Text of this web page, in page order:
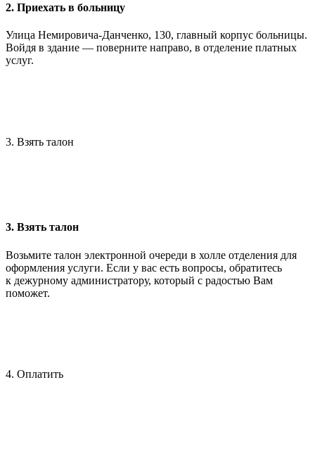
2. Приехать в больницу
Улица Немировича-Данченко, 130, главный корпус больницы.
Войдя в здание — поверните направо, в отделение платных
услуг.
3. Взять талон
3. Взять талон
Возьмите талон электронной очереди в холле отделения для
оформления услуги. Если у вас есть вопросы, обратитесь
к дежурному администратору, который с радостью Вам
поможет.
4. Оплатить